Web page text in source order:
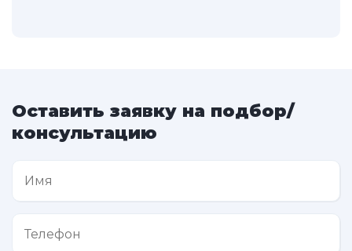
Оставить заявку на подбор/
консультацию